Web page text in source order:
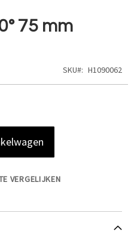
75 mm
SKU H1090062
VERGELIJKEN